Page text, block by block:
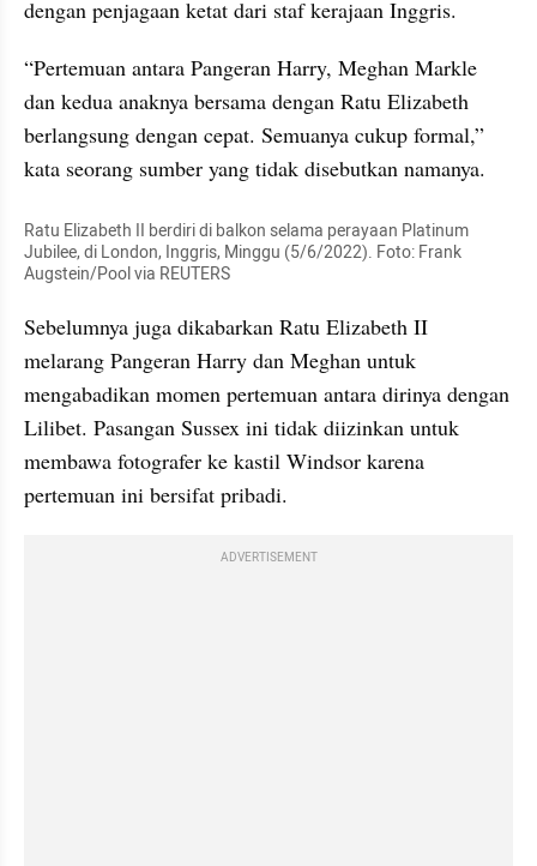
dengan penjagaan ketat dari staf kerajaan Inggris.
“Pertemuan antara Pangeran Harry, Meghan Markle
dan kedua anaknya bersama dengan Ratu Elizabeth
berlangsung dengan cepat. Semuanya cukup formal,”
kata seorang sumber yang tidak disebutkan namanya.
Ratu Elizabeth II berdiri di balkon selama perayaan Platinum
Jubilee, di London, Inggris, Minggu (5/6/2022). Foto: Frank
Augstein/Pool via REUTERS
Sebelumnya juga dikabarkan Ratu Elizabeth II
melarang Pangeran Harry dan Meghan untuk
mengabadikan momen pertemuan antara dirinya dengan
Lilibet. Pasangan Sussex ini tidak diizinkan untuk
membawa fotografer ke kastil Windsor karena
pertemuan ini bersifat pribadi.
ADVERTISEMENT